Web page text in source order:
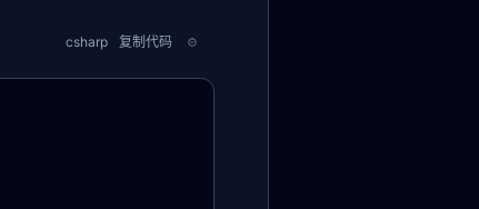
csharp 复制代码